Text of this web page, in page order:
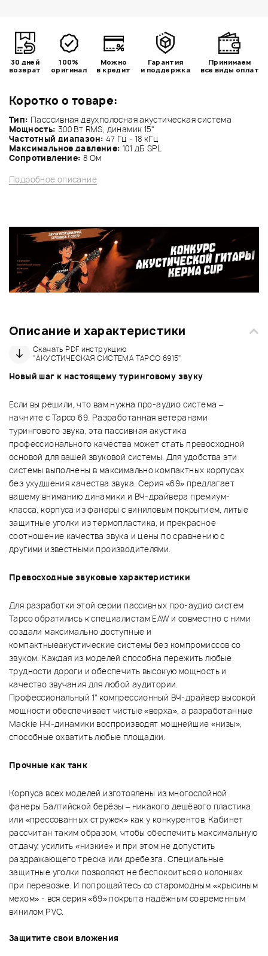
Коротко о товаре:
Тип: Пасссивная двухполосная акустическая система
Мощность: 300 Вт RMS, динамик 15"
Частотный диапазон: 47 Гц - 18 кГц
Максимальное давление: 101 дБ SPL
Сопротивление: 8 Ом
Подробное описание
30 дней
возврат
100%
оригинал
Можно
в кредит
Гарантия
и поддержка
Принимаем
все виды оплат
Описание и характеристики
Скачать PDF инструкцию
"АКУСТИЧЕСКАЯ СИСТЕМА TAPCO 6915"
Новый шаг к настоящему туринговому звуку
Если вы решили, что вам нужна про-аудио система –
начните с Tapco 69. Разработанная ветеранами
турингового звука, эта пассивная акустика
профессионального качества может стать превосходной
основой для вашей звуковой системы. Для удобства эти
системы выполнены в максимально компактных корпусах
без ухудшения качества звука. Серия «69» предлагает
вашему вниманию динамики и ВЧ-драйвера премиум-
класса, корпуса из фанеры с виниловым покрытием, литые
защитные уголки из термопластика, и прекрасное
соотношение качества звука и цены по сравнению с
другими известными производителями.
Превосходные звуковые характеристики
Для разработки этой серии пассивных про-аудио систем
Tapco обратились к специалистам EAW и совместно с ними
создали максимально доступные и
компактныеакустические системы без компромиссов со
звуком. Каждая из моделей способна пережить любые
трудности дороги и обеспечить высокую мощность и
качество звучания для любой аудитории.
Профессиональный 1” компрессионный ВЧ-драйвер высокой
мощности обеспечивает чистые «верха», а разработанные
Mackie НЧ-динамики воспроизводят мощнейшие «низы»,
способные охватить любые площадки.
Прочные как танк
Корпуса всех моделей изготовлены из многослойной
фанеры Балтийской берёзы – никакого дешёвого пластика
или «прессованных стружек» как у конкурентов. Кабинет
рассчитан таким образом, чтобы обеспечить максимальную
отдачу, усилить «низкие» и при этом не допустить
раздражающего треска или дребезга. Специальные
защитные уголки позволяют не беспокоиться о колонках
при перевозке. И попрощайтесь со старомодным «крысиным
мехом» - вся серия «69» покрыта надёжным современным
винилом PVC.
Защитите свои вложения